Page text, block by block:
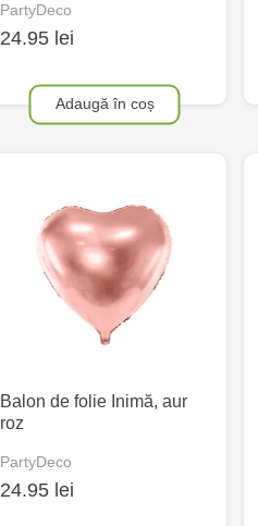
PartyDeco
24.95 lei
Adaugă în coș
Balon de folie Inimă, aur
roz
PartyDeco
24.95 lei